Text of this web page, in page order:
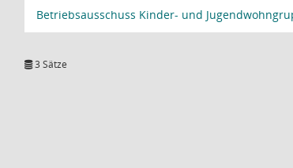
Betriebsausschuss Kinder- und
3 Sätze